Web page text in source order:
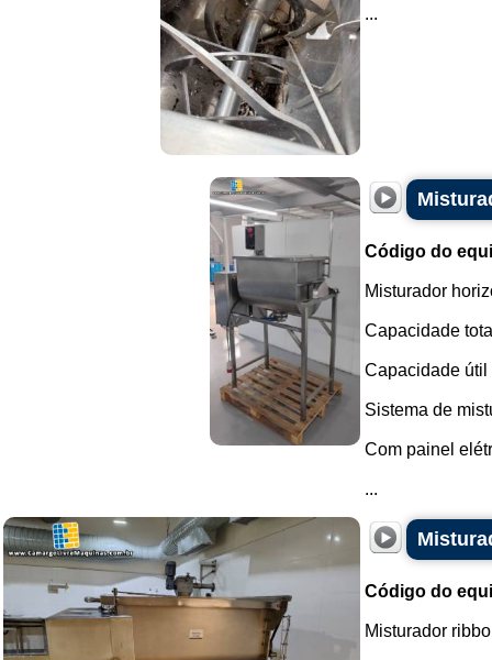
...
Código do
Misturador
Capacidade
Capacidade útil
Sistema de
Com painel
...
Código do
Misturador